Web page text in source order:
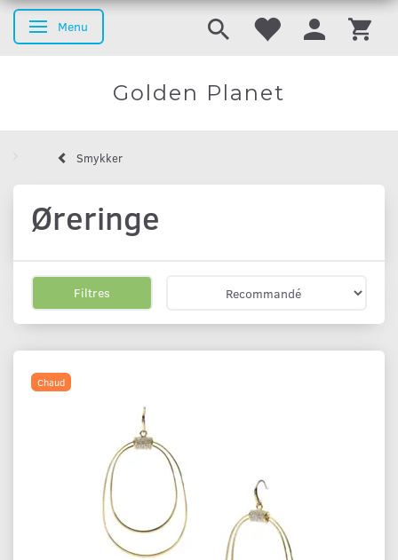
Basculer la navigation
Menu
Golden Planet
Smykker
Øreringe
Filtres
Chaud